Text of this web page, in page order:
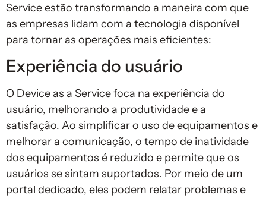
Service estão transformando a maneira com que
as empresas lidam com a tecnologia disponível
para tornar as operações mais eficientes:
Experiência do usuário
O Device as a Service foca na experiência do
usuário, melhorando a produtividade e a
satisfação. Ao simplificar o uso de equipamentos e
melhorar a comunicação, o tempo de inatividade
dos equipamentos é reduzido e permite que os
usuários se sintam suportados. Por meio de um
portal dedicado, eles podem relatar problemas e